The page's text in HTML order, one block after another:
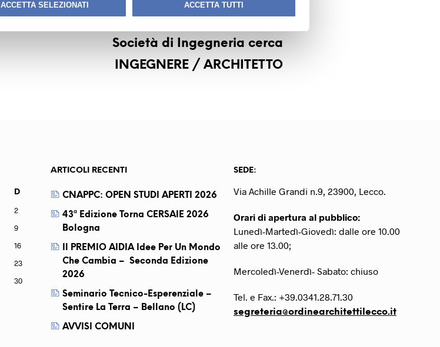
ACCETTA SELEZIONATI ACCETTA TUTTI
Società di Ingegneria cerca
INGEGNERE / ARCHITETTO
D
2
9
16
23
30
ARTICOLI RECENTI
CNAPPC: OPEN STUDI APERTI 2026
43ª Edizione Torna CERSAIE 2026
Bologna
Il PREMIO AIDIA Idee Per Un Mondo
Che Cambia – Seconda Edizione
2026
Seminario Tecnico-Esperenziale –
Sentire La Terra – Bellano (LC)
AVVISI COMUNI
SEDE:
Via Achille Grandi n.9, 23900, Lecco.
Orari di apertura al pubblico:
Lunedì-Martedì-Giovedì: dalle ore 10.00
alle ore 13.00;
Mercoledì-Venerdì- Sabato: chiuso
Tel. e Fax.: +39.0341.28.71.30
segreteria@ordinearchitettilecco.it